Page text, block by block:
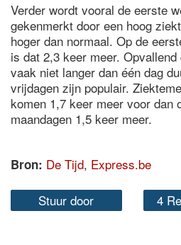
Verder wordt vooral de eerste
gekenmerkt door een hoog
hoger dan normaal. Op de
is dat 2,3 keer meer.
vaak niet langer dan één dag
vrijdagen zijn populair.
komen 1,7 keer meer voor dan
maandagen 1,5 keer meer.
Bron: De Tijd, Express.be
Stuur door 4